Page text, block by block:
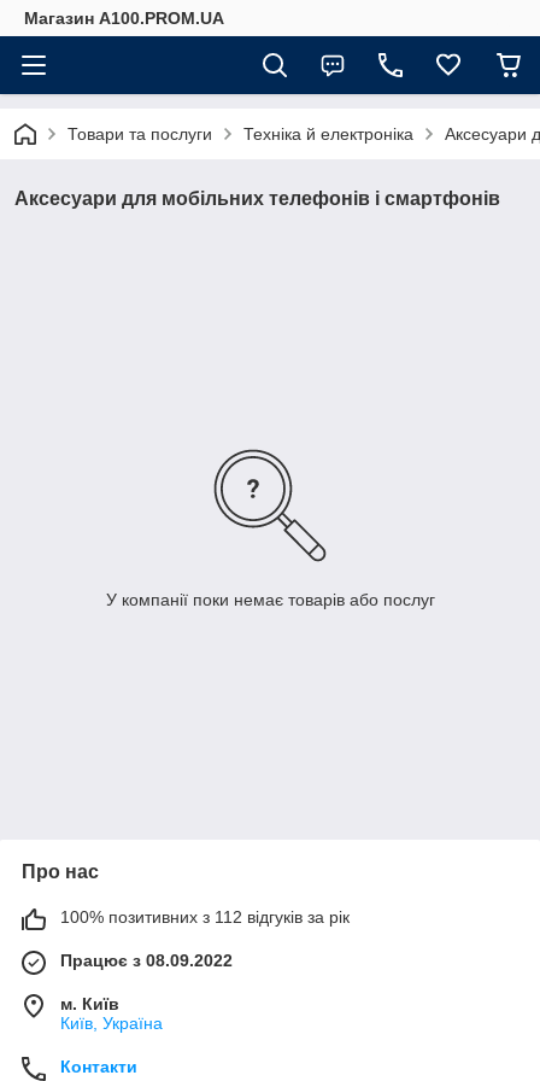
Магазин A100.PROM.UA
Товари та послуги Техніка й електроніка Аксесуари
Аксесуари для мобільних телефонів і смартфонів
У компанії поки немає товарів або послуг
Про нас
100% позитивних з 112 відгуків за рік
Працює з 08.09.2022
м. Київ
Київ, Україна
Контакти